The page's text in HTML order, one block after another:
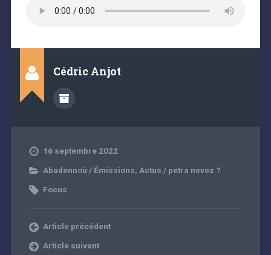
Cédric Anjot
16 septembre 2022
Abadennoù / Émissions, Actus / petra nevez ?
Focus
Article précédent
Article suivant